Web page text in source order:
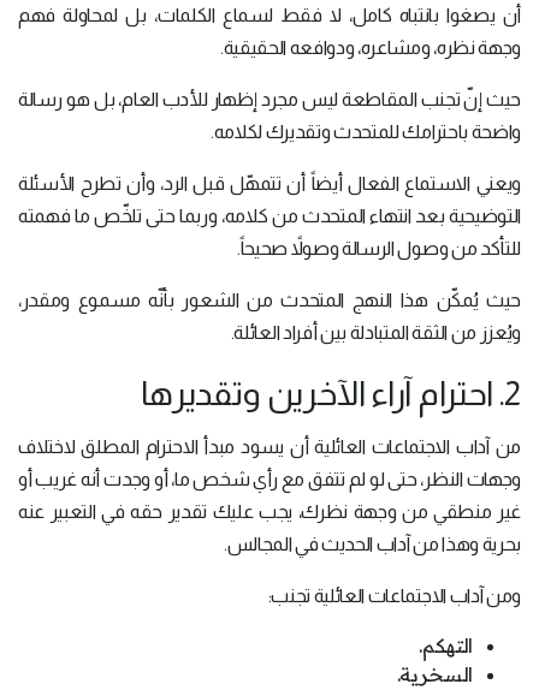
أن يصغوا بانتباه كامل، لا فقط لسماع الكلمات، بل لمحاولة فهم
وجهة نظره، ومشاعره، ودوافعه الحقيقية.
حيث إنّ تجنب المقاطعة ليس مجرد إظهار للأدب العام، بل هو رسالة
واضحة باحترامك للمتحدث وتقديرك لكلامه.
ويعني الاستماع الفعال أيضاً أن تتمهّل قبل الرد، وأن تطرح الأسئلة
التوضيحية بعد انتهاء المتحدث من كلامه، وربما حتى تلخّص ما فهمته
للتأكد من وصول الرسالة وصولاً صحيحاً.
حيث يُمكّن هذا النهج المتحدث من الشعور بأنّه مسموع ومقدر،
ويُعزز من الثقة المتبادلة بين أفراد العائلة.
2. احترام آراء الآخرين وتقديرها
من آداب الاجتماعات العائلية أن يسود مبدأ الاحترام المطلق لاختلاف
وجهات النظر، حتى لو لم تتفق مع رأي شخص ما، أو وجدت أنه غريب أو
غير منطقي من وجهة نظرك، يجب عليك تقدير حقه في التعبير عنه
بحرية وهذا من آداب الحديث في المجالس.
ومن آداب الاجتماعات العائلية تجنب:
التهكم.
السخرية.